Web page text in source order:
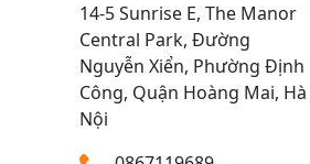
TÀI CHÍNH NGÂN
KẾ TOÁN THUẾ
Y SINH HỌC DI
14‑5 Sunrise E, The Manor
Central Park, Đường
Nguyễn Xiển, Phường Định
Công, Quận Hoàng Mai, Hà
Nội